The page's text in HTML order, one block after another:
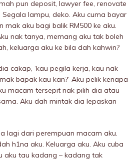
pun deposit, lawyer fee, renovate
lampu, deko. Aku cuma bayar
mak aku bagi balik RM500 ke aku.
nak tanya, memang aku tak boleh
keluarga aku ke bila dah kahwin?
cakap, ‘kau pegiIa kerja, kau nak
bapak kau kan?’ Aku pelik kenapa
macam tersepit nak pilih dia atau
Aku dah mintak dia lepaskan
lagi dari perempuan macam aku.
h1na aku. Keluarga aku. Aku cuba
aku tau kadang – kadang tak